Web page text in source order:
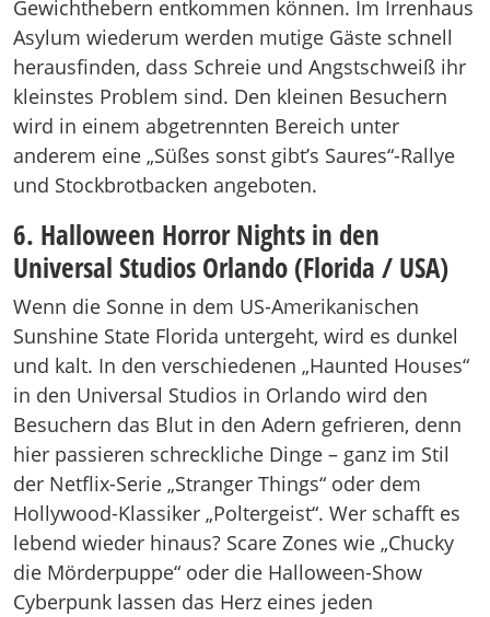
Gewichthebern entkommen können. Im Irrenhaus
Asylum wiederum werden mutige Gäste schnell
herausfinden, dass Schreie und Angstschweiß ihr
kleinstes Problem sind. Den kleinen Besuchern
wird in einem abgetrennten Bereich unter
anderem eine „Süßes sonst gibt’s Saures“-Rallye
und Stockbrotbacken angeboten.
6. Halloween Horror Nights in den
Universal Studios Orlando (Florida / USA)
Wenn die Sonne in dem US-Amerikanischen
Sunshine State Florida untergeht, wird es dunkel
und kalt. In den verschiedenen „Haunted Houses“
in den Universal Studios in Orlando wird den
Besuchern das Blut in den Adern gefrieren, denn
hier passieren schreckliche Dinge – ganz im Stil
der Netflix-Serie „Stranger Things“ oder dem
Hollywood-Klassiker „Poltergeist“. Wer schafft es
lebend wieder hinaus? Scare Zones wie „Chucky
die Mörderpuppe“ oder die Halloween-Show
Cyberpunk lassen das Herz eines jeden